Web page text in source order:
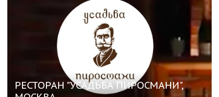
РЕСТОРАН "УСАДЬБА ПИРОСМАНИ",